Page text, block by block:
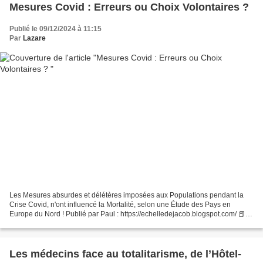
Mesures Covid : Erreurs ou Choix Volontaires ?
Publié le 09/12/2024 à 11:15
Par Lazare
Les Mesures absurdes et délétères imposées aux Populations pendant la
Crise Covid, n'ont influencé la Mortalité, selon une Étude des Pays en
Europe du Nord ! Publié par Paul : https://echelledejacob.blogspot.com/ 📕 I
Les médecins face au totalitarisme, de l’Hôtel-